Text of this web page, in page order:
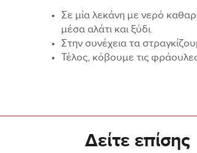
Σε μία λεκάνη με νερό
μέσα αλάτι και ξύδι.
Στην συνέχεια τα
Τέλος, κόβουμε τις
Δείτε επίσης